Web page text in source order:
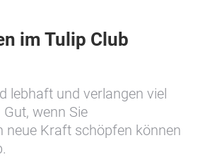
im Tulip Club
lebhaft und verlangen viel
wenn Sie
neue Kraft schöpfen können